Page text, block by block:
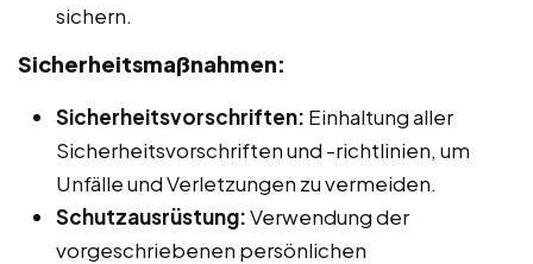
sichern.
Sicherheitsmaßnahmen:
Sicherheitsvorschriften: Einhaltung aller
Sicherheitsvorschriften und -richtlinien, um
Unfälle und Verletzungen zu vermeiden.
Schutzausrüstung:Verwendung der
vorgeschriebenen persönlichen